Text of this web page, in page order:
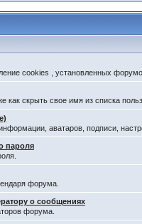
cookies , установленных
как скрыть свое имя из списка
аватаров, подписи,
пароля
форума.
о сообщениях
форума.